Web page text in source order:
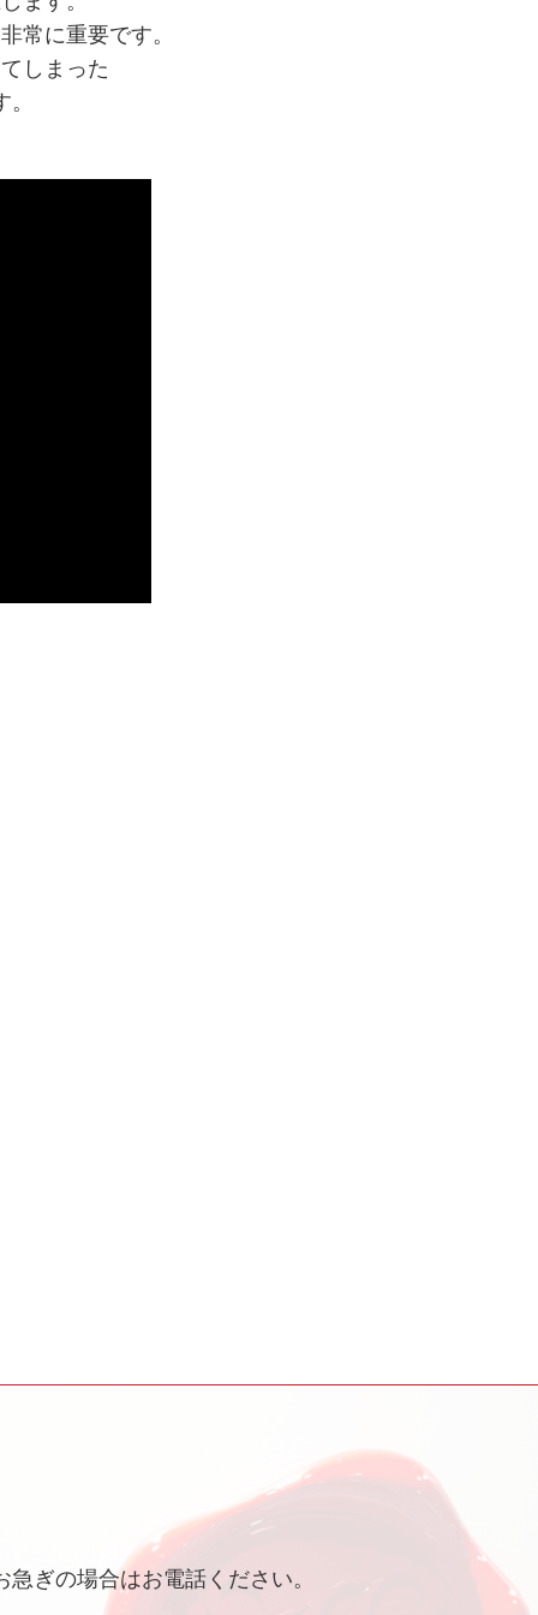
常に重要です。
しまった
ぎの場合はお電話ください。